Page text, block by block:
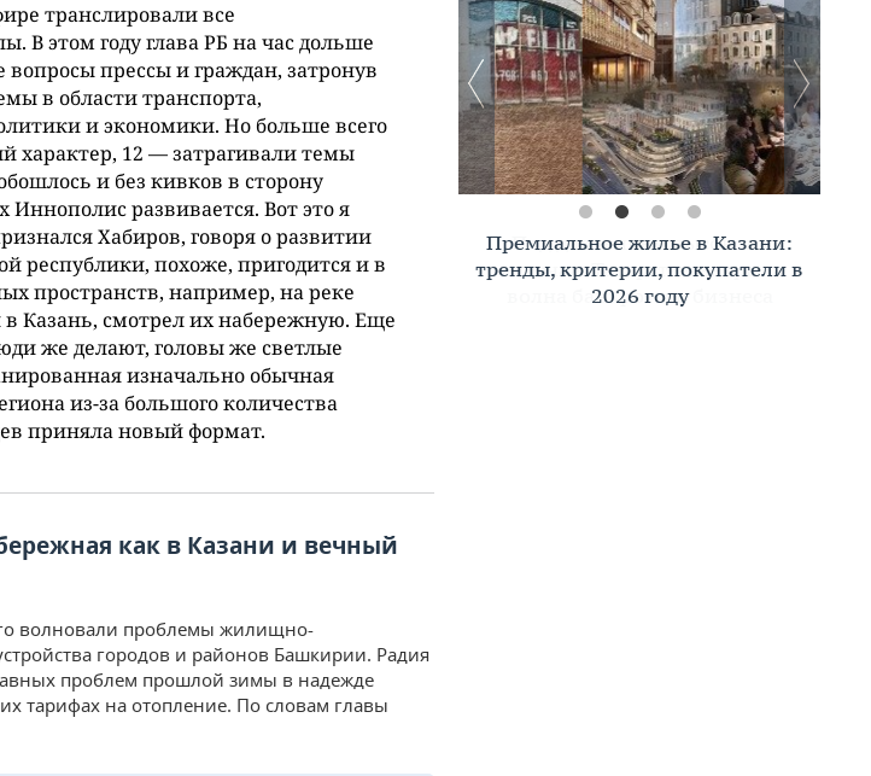
транслировали все
В этом году глава РБ на час дольше
прессы и граждан, затронув
в области транспорта,
и экономики. Но больше всего
характер, 12 — затрагивали темы
и без кивков в сторону
Иннополис развивается. Вот это я
Хабиров, говоря о развитии
республики, похоже, пригодится и в
пространств, например, на реке
в Казань, смотрел их набережную. Еще
же делают, головы же светлые
изначально обычная
из-за большого количества
приняла новый формат.
как в Казани и вечный
волновали проблемы жилищно-
городов и районов Башкирии. Радия
проблем прошлой зимы в надежде
тарифах на отопление. По словам главы
Премиальное жилье в Казани:
тренды, критерии, покупатели в
2026 году